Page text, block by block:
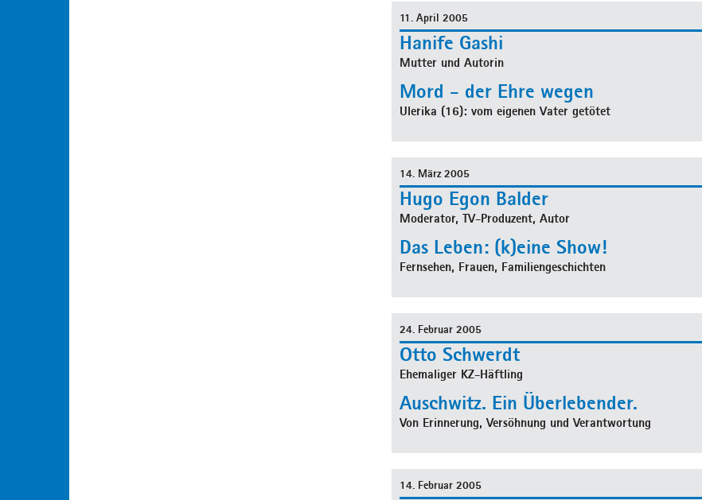
11. April 2005
Hanife Gashi
Mutter und Autorin
Mord - der Ehre wegen
Ulerika (16): vom eigenen Vater getötet
14. März 2005
Hugo Egon Balder
Moderator, TV-Produzent, Autor
Das Leben: (k)eine Show!
Fernsehen, Frauen, Familiengeschichten
24. Februar 2005
Otto Schwerdt
Ehemaliger KZ-Häftling
Auschwitz. Ein Überlebender.
Von Erinnerung, Versöhnung und Verantwortung
14. Februar 2005